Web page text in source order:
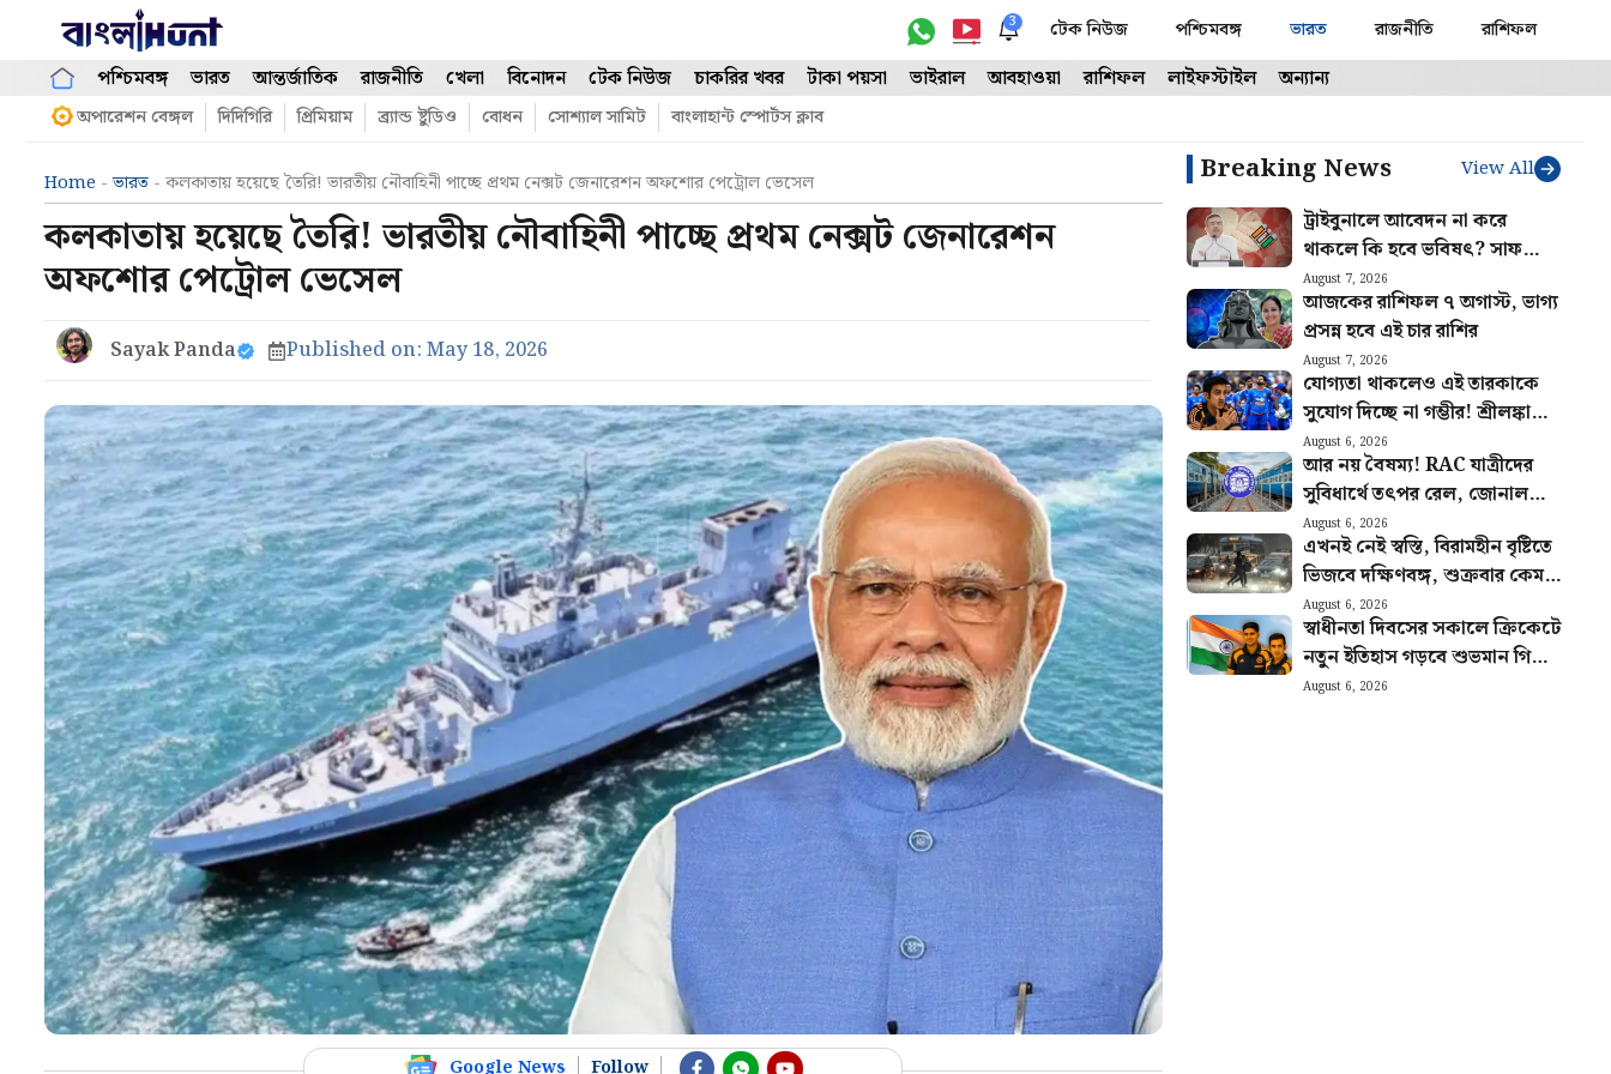
content
3 টেক নিউজ পশ্চিমবঙ্গ ভারত রাজনীতি রাশিফল
পশ্চিমবঙ্গ ভারত আন্তর্জাতিক রাজনীতি খেলা বিনোদন টেক নিউজ চাকরির খবর টাকা পয়সা ভাইরাল আবহাওয়া রাশিফল লাইফস্টাইল অন্যান্য
অপারেশন বেঙ্গল দিদিগিরি প্রিমিয়াম ব্র্যান্ড ষ্টুডিও বোধন সোশ্যাল সামিট বাংলাহান্ট স্পোর্টস ক্লাব
Home -ভারত - কলকাতায় হয়েছে তৈরি! ভারতীয় নৌবাহিনী পাচ্ছে প্রথম নেক্সট জেনারেশন অফশোর পেট্রোল ভেসেল
কলকাতায় হয়েছে তৈরি! ভারতীয় নৌবাহিনী পাচ্ছে প্রথম নেক্সট জেনারেশন
অফশোর পেট্রোল ভেসেল
Sayak Panda Published on: May 18, 2026
Google News Follow
Breaking News View All
ট্রাইবুনালে আবেদন না করে
থাকলে কি হবে ভবিষৎ? সাফ
জানালেন মুখ্যমন্ত্রী শুভেন্দু
অধিকারী
August 7, 2026
আজকের রাশিফল ৭ অগাস্ট, ভাগ্য
প্রসন্ন হবে এই চার রাশির
August 7, 2026
যোগ্যতা থাকলেও এই তারকাকে
সুযোগ দিচ্ছে না গম্ভীর! শ্রীলঙ্কাতেই
ভারতের জার্সিতে শেষ ম্যাচ
খেলবেন এই ক্রিকেটার?
August 6, 2026
আর নয় বৈষম্য! RAC যাত্রীদের
সুবিধার্থে তৎপর রেল, জোনাল
রেলওয়ে পেল কড়া চিঠি
August 6, 2026
এখনই নেই স্বস্তি, বিরামহীন বৃষ্টিতে
ভিজবে দক্ষিণবঙ্গ, শুক্রবার কেমন
থাকবে আবহাওয়া?
August 6, 2026
স্বাধীনতা দিবসের সকালে ক্রিকেটে
নতুন ইতিহাস গড়বে শুভমান গিলের
ভারত! আগেই হুঙ্কার ছাড়লেন গম্ভীর
August 6, 2026